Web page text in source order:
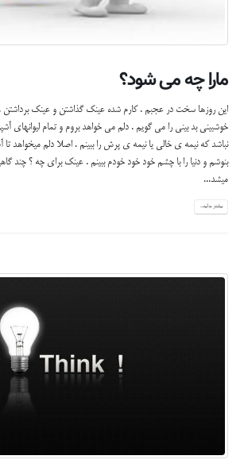
مارا چه می شود؟
این روزها سخت در عجبم . کارم شده عینک گذاشتن و عینک
خوشبینی بد بینی را می گویم . دلم می خواهد بروم و تمام لیوانهای
نباشد که نیمه ی خالی یا نیمه ی پرش را ببینم . اصلا دلم میخواهد
بنوشم و دنیا را با چشم خود خود خودم ببینم . عینک برای چه ؟ چند
میشد...
بیشتر بدانید...